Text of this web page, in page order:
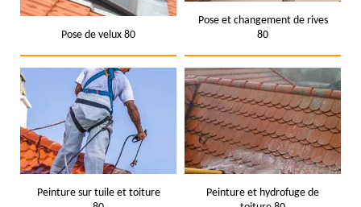
Pose de velux 80
Pose et changement de rives
80
Peinture sur tuile et toiture
Peinture et hydrofuge de